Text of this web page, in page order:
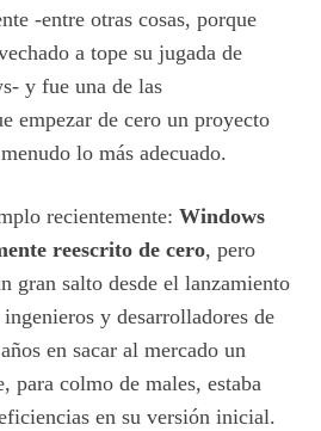
-entre otras cosas, porque
a tope su jugada de
y fue una de las
empezar de cero un proyecto
lo más adecuado.
recientemente: Windows
reescrito de cero, pero
gran salto desde el lanzamiento
y desarrolladores de
en sacar al mercado un
para colmo de males, estaba
en su versión inicial.